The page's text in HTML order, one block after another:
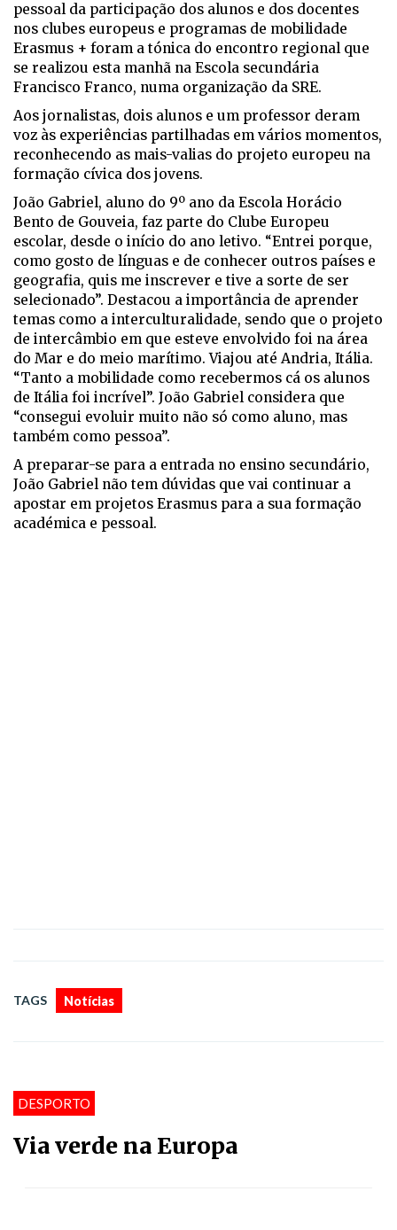
pessoal da participação dos alunos e dos docentes
nos clubes europeus e programas de mobilidade
Erasmus + foram a tónica do encontro regional que
se realizou esta manhã na Escola secundária
Francisco Franco, numa organização da SRE.
Aos jornalistas, dois alunos e um professor deram
voz às experiências partilhadas em vários momentos,
reconhecendo as mais-valias do projeto europeu na
formação cívica dos jovens.
João Gabriel, aluno do 9º ano da Escola Horácio
Bento de Gouveia, faz parte do Clube Europeu
escolar, desde o início do ano letivo. “Entrei porque,
como gosto de línguas e de conhecer outros países e
geografia, quis me inscrever e tive a sorte de ser
selecionado”. Destacou a importância de aprender
temas como a interculturalidade, sendo que o projeto
de intercâmbio em que esteve envolvido foi na área
do Mar e do meio marítimo. Viajou até Andria, Itália.
“Tanto a mobilidade como recebermos cá os alunos
de Itália foi incrível”. João Gabriel considera que
“consegui evoluir muito não só como aluno, mas
também como pessoa”.
A preparar-se para a entrada no ensino secundário,
João Gabriel não tem dúvidas que vai continuar a
apostar em projetos Erasmus para a sua formação
académica e pessoal.
TAGS Notícias
DESPORTO
Via verde na Europa